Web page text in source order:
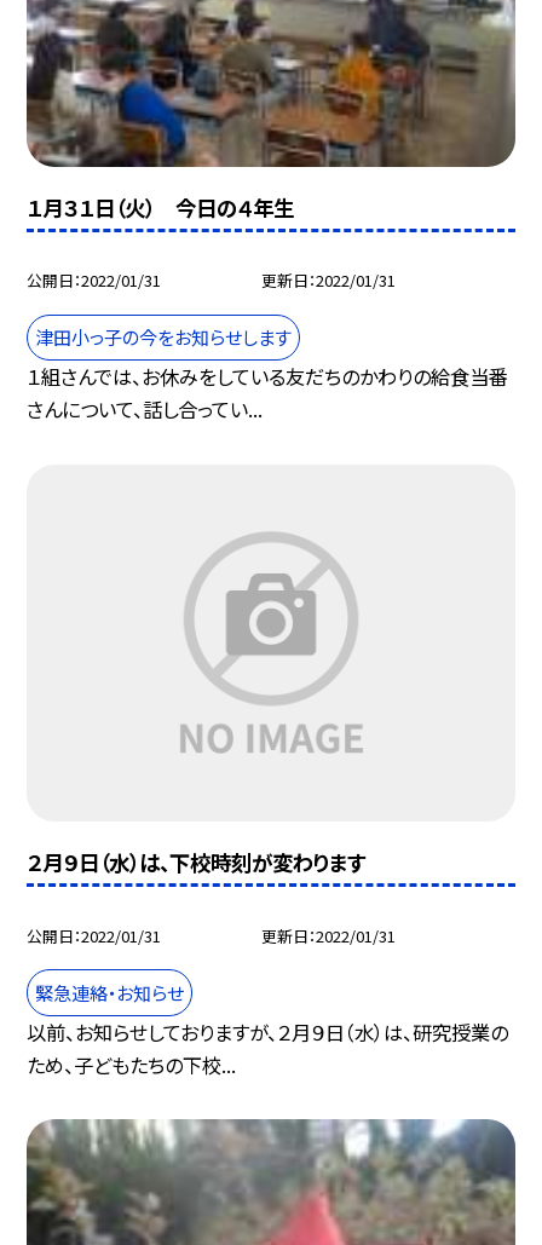
１月３１日（火） 今日の４年生
公開日 2022/01/31 更新日 2022/01/31
津田小っ子の今をお知らせします
１組さんでは、お休みをしている友だちのかわりの給食当番
さんについて、話し合ってい...
２月９日（水）は、下校時刻が変わります
公開日 2022/01/31 更新日 2022/01/31
緊急連絡・お知らせ
以前、お知らせしておりますが、２月９日（水）は、研究授業の
ため、子どもたちの下校...